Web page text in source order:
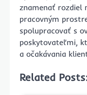
znamenať rozdiel
pracovným
spolupracovať s
poskytovateľmi,
a očakávania
Related